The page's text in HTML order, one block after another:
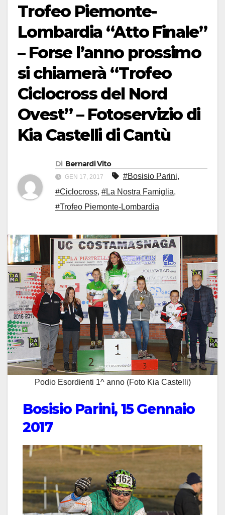
Trofeo Piemonte-
Lombardia “Atto Finale”
– Forse l’anno prossimo
si chiamerà “Trofeo
Ciclocross del Nord
Ovest” – Fotoservizio di
Kia Castelli di Cantù
Di Bernardi Vito
GEN 17, 2017 #Bosisio Parini,
#Ciclocross, #La Nostra Famiglia,
#Trofeo Piemonte-Lombardia
Podio Esordienti 1^ anno (Foto Kia Castelli)
Bosisio Parini, 15 Gennaio
2017